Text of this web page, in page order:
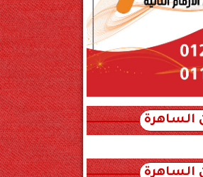
الساهرة
xml_json/rss/
الساهرة